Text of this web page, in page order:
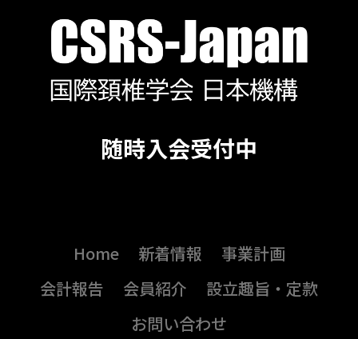
随時入会受付中
Home 新着情報
事業計画
会計報告
会員紹介
設立趣旨・定款
お問い合わせ